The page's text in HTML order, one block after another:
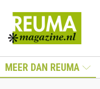
MEER DAN REUMA